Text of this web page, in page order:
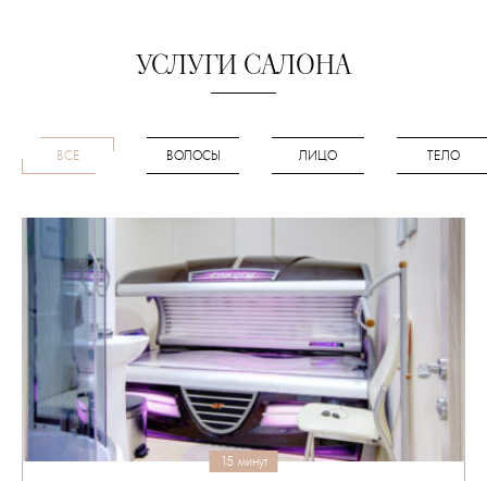
УСЛУГИ САЛОНА
ВСЕ ВОЛОСЫ ЛИЦО ТЕЛО
15 минут